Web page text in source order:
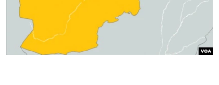
فرهنگ و زندگی
حقوق شهروندی
اقتصادی
انتخابات ریاست جمهوری آمریکا ۲۰۲۴
حمله جمهوری اسلامی به اسرائیل
دنبال کنید